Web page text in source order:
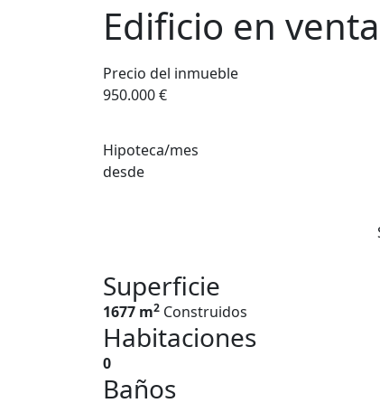
Edificio en
Precio del inmueble
950.000 €
Hipoteca/mes
desde
Superficie
1677 m2 Construidos
Habitaciones
0
Baños